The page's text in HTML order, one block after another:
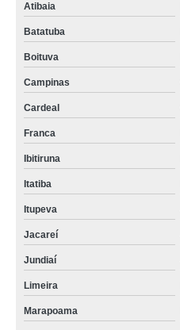
Atibaia
Batatuba
Boituva
Campinas
Cardeal
Franca
Ibitiruna
Itatiba
Itupeva
Jacareí
Jundiaí
Limeira
Marapoama